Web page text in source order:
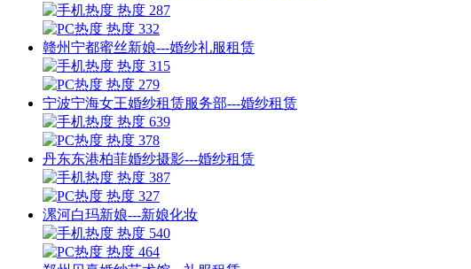
热度 287
热度 332
赣州宁都蜜丝新娘---婚纱礼服租赁
热度 315
热度 279
宁波宁海女王婚纱租赁服务部---婚纱租赁
热度 639
热度 378
丹东东港柏菲婚纱摄影---婚纱租赁
热度 387
热度 327
漯河白玛新娘---新娘化妆
热度 540
热度 464